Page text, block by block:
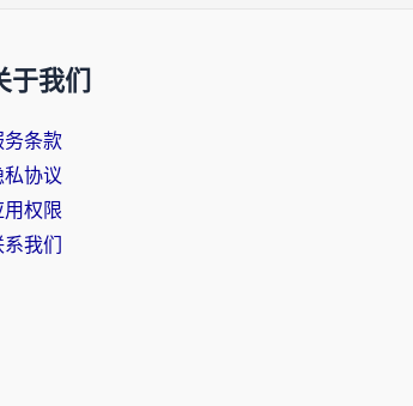
于我们
务条款
私协议
用权限
我们